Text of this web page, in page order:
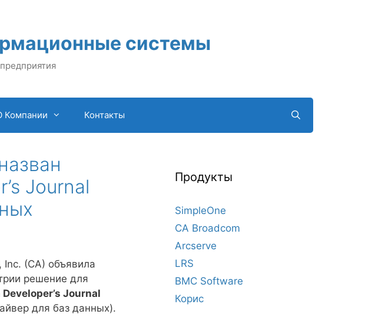
системы
Компании Контакты
Journal
(CA) объявила
решение для
Developer’s Journal
для баз данных).
Продукты
SimpleOne
CA Broadcom
Arcserve
LRS
BMC Software
Корис